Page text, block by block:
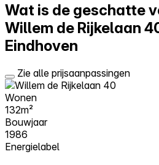
Wat is de geschatte
Willem de Rijkelaan
Eindhoven
Zie alle prijsaanpassingen
Wonen
132m²
Bouwjaar
1986
Energielabel